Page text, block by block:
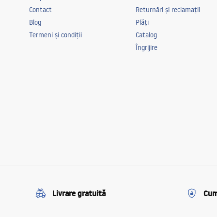
Contact
Blog
Termeni și condiții
Returnări și reclamații
Plăți
Catalog
Îngrijire
Livrare gratuită